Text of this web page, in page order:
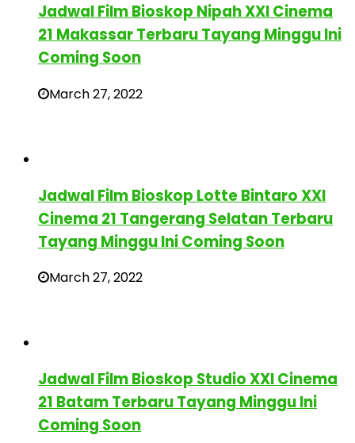
Jadwal Film Bioskop Nipah XXI Cinema
21 Makassar Terbaru Tayang Minggu Ini
Coming Soon
March 27, 2022
Jadwal Film Bioskop Lotte Bintaro XXI
Cinema 21 Tangerang Selatan Terbaru
Tayang Minggu Ini Coming Soon
March 27, 2022
Jadwal Film Bioskop Studio XXI Cinema
21 Batam Terbaru Tayang Minggu Ini
Coming Soon